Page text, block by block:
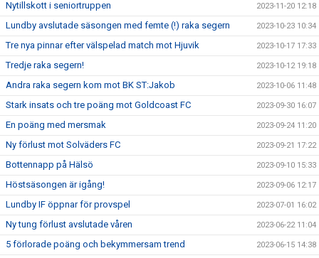
Nytillskott i seniortruppen 2023-11-20 12:18
Lundby avslutade säsongen med femte (!) raka segern 2023-10-23 10:34
Tre nya pinnar efter välspelad match mot Hjuvik 2023-10-17 17:33
Tredje raka segern! 2023-10-12 19:18
Andra raka segern kom mot BK ST:Jakob 2023-10-06 11:48
Stark insats och tre poäng mot Goldcoast FC 2023-09-30 16:07
En poäng med mersmak 2023-09-24 11:20
Ny förlust mot Solväders FC 2023-09-21 17:22
Bottennapp på Hälsö 2023-09-10 15:33
Höstsäsongen är igång! 2023-09-06 12:17
Lundby IF öppnar för provspel 2023-07-01 16:02
Ny tung förlust avslutade våren 2023-06-22 11:04
5 förlorade poäng och bekymmersam trend 2023-06-15 14:38